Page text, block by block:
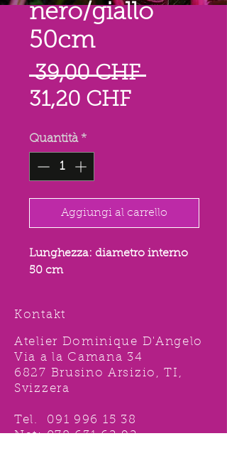
nero/giallo
50cm
39,00 CHF Prezzo
31,20 CHFPrezzo
Quantità *
Aggiungi al carrello
Lunghezza: diametro interno
50 cm
Kontakt
Atelier Dominique D'Angelo
Via a la Camana 34
6827 Brusino Arsizio, TI,
Svizzera
Tel. 091 996 15 38
Nat:078 631 62 92